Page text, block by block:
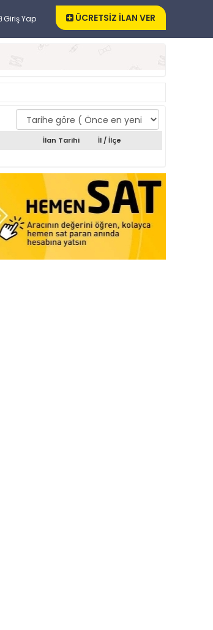
Giriş Yap ÜCRETSİZ İLAN VER
İlan Tarihi İl / İlçe